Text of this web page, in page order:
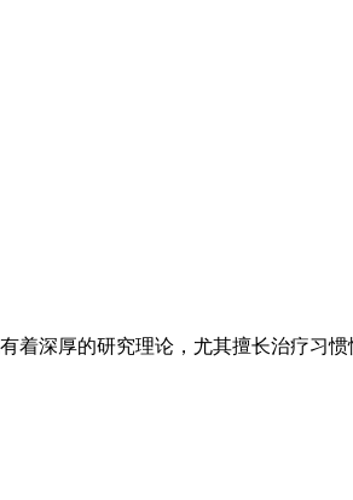
深厚的研究理论，尤其擅长治疗习